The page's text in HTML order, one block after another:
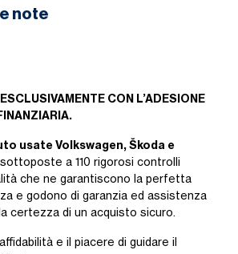
note
CON L’ADESIONE
usate Volkswagen, Škoda e
a 110 rigorosi controlli
che ne garantiscono la perfetta
e godono di garanzia ed assistenza
certezza di un acquisto sicuro.
e il piacere di guidare il